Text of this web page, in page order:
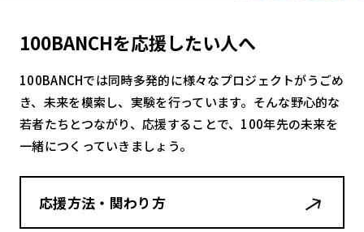
100BANCHを応援したい人へ
100BANCHでは同時多発的に様々なプロジェクトがうごめ
き、未来を模索し、実験を行っています。そんな野心的な
若者たちとつながり、応援することで、100年先の未来を
一緒につくっていきましょう。
応援方法・関わり方